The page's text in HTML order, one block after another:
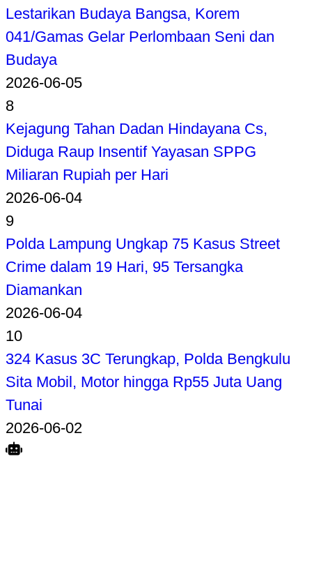
Lestarikan Budaya Bangsa, Korem
041/Gamas Gelar Perlombaan Seni dan
Budaya
2026-06-05
8
Kejagung Tahan Dadan Hindayana Cs,
Diduga Raup Insentif Yayasan SPPG
Miliaran Rupiah per Hari
2026-06-04
9
Polda Lampung Ungkap 75 Kasus Street
Crime dalam 19 Hari, 95 Tersangka
Diamankan
2026-06-04
10
324 Kasus 3C Terungkap, Polda Bengkulu
Sita Mobil, Motor hingga Rp55 Juta Uang
Tunai
2026-06-02